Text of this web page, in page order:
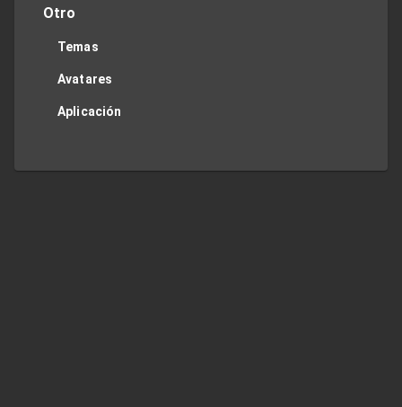
Otro
Temas
Avatares
Aplicación